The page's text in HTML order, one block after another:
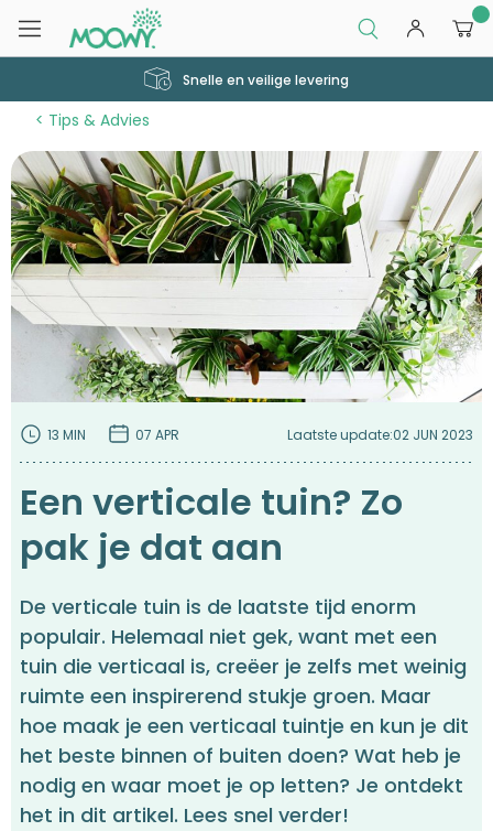
Snelle en veilige levering
Tips & Advies
13 MIN 07 APR Laatste update:02 JUN 2023
Een verticale tuin? Zo
pak je dat aan
De verticale tuin is de laatste tijd enorm
populair. Helemaal niet gek, want met een
tuin die verticaal is, creëer je zelfs met weinig
ruimte een inspirerend stukje groen. Maar
hoe maak je een verticaal tuintje en kun je dit
het beste binnen of buiten doen? Wat heb je
nodig en waar moet je op letten? Je ontdekt
het in dit artikel. Lees snel verder!